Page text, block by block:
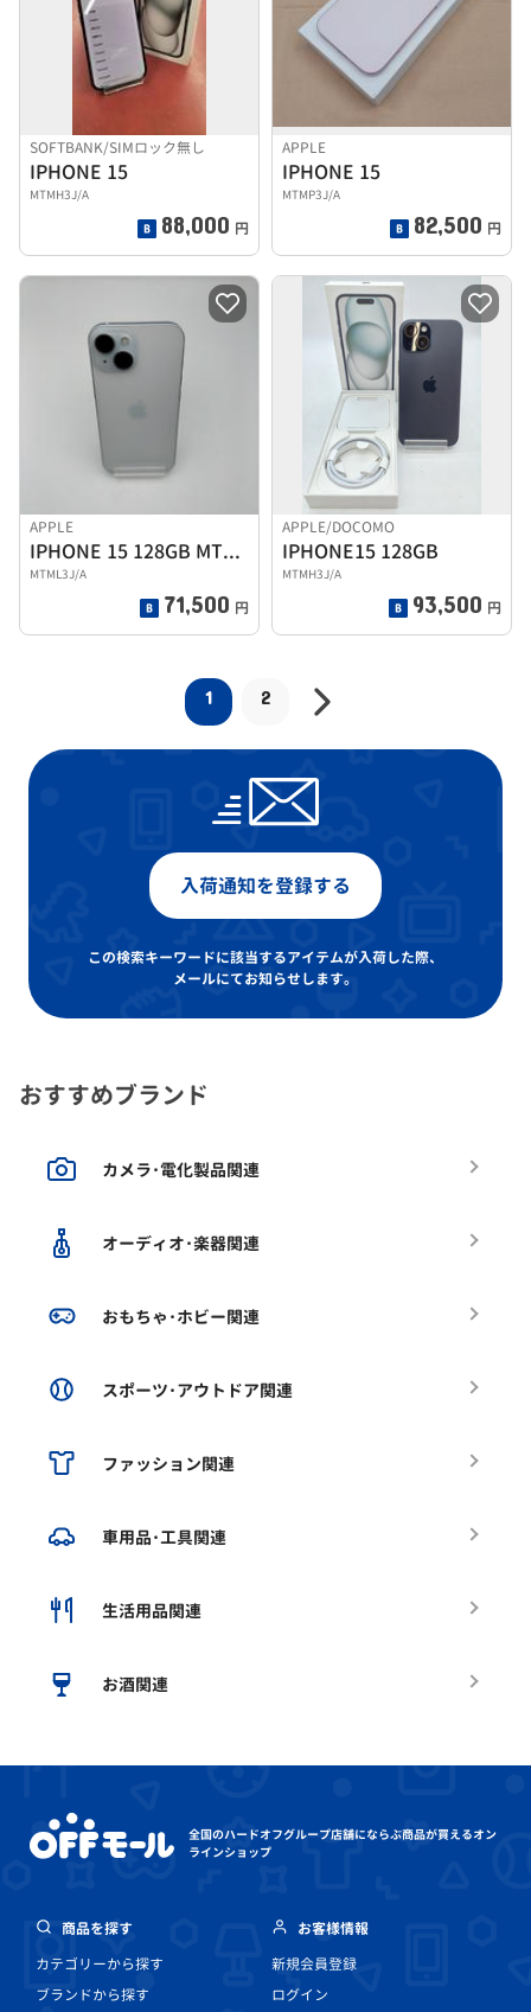
SOFTBANK/SIMロック無し
IPHONE 15
MTMH3J/A
88,000 円
APPLE
IPHONE 15
MTMP3J/A
82,500 円
APPLE
IPHONE 15 128GB MTML3J/A
MTML3J/A
71,500 円
APPLE/DOCOMO
IPHONE15 128GB
MTMH3J/A
93,500 円
1 2
入荷通知を登録する
この検索キーワードに該当するアイテムが入荷した際、
メールにてお知らせします。
おすすめブランド
カメラ･電化製品関連
オーディオ･楽器関連
おもちゃ･ホビー関連
スポーツ･アウトドア関連
ファッション関連
車用品･工具関連
生活用品関連
お酒関連
全国のハードオフグループ店舗にならぶ商品が買えるオン
ラインショップ
商品を探す
カテゴリーから探す
ブランドから探す
お客様情報
新規会員登録
ログイン